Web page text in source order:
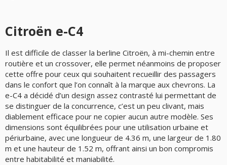
Citroën e-C4
Il est difficile de classer la berline Citroën, à mi-chemin entre
routière et un crossover, elle permet néanmoins de proposer
cette offre pour ceux qui souhaitent recueillir des passagers
dans le confort que l’on connaît à la marque aux chevrons. La
e-C4 a décidé d’un design assez contrasté lui permettant de
se distinguer de la concurrence, c’est un peu clivant, mais
diablement efficace pour ne copier aucun autre modèle. Ses
dimensions sont équilibrées pour une utilisation urbaine et
périurbaine, avec une longueur de 4.36 m, une largeur de 1.80
m et une hauteur de 1.52 m, offrant ainsi un bon compromis
entre habitabilité et maniabilité.